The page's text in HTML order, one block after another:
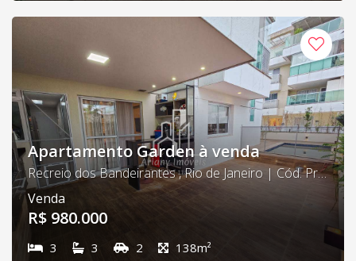
Apartamento Garden à venda
Recreio dos Bandeirantes , Rio de Janeiro | Cód. Private
Venda
R$ 980.000
3 3 2 138m²